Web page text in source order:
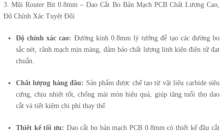
3. Mũi Router Bit 0.8mm – Dao Cắt Bo Bản Mạch PCB Chất Lượng Cao,
Độ Chính Xác Tuyệt Đối
Độ chính xác cao: Đường kính 0.8mm lý tưởng để tạo các đường bo
sắc nét, rãnh mạch mịn màng, đảm bảo chất lượng linh kiện điện tử đạt
chuẩn.
Chất lượng hàng đầu: Sản phẩm được chế tạo từ vật liệu carbide siêu
cứng, chịu nhiệt tốt, chống mài mòn hiệu quả, giúp tăng tuổi thọ dao
cắt và tiết kiệm chi phí thay thế.
Thiết kế tối ưu: Dao cắt bo bản mạch PCB 0.8mm có thiết kế đầu cắt